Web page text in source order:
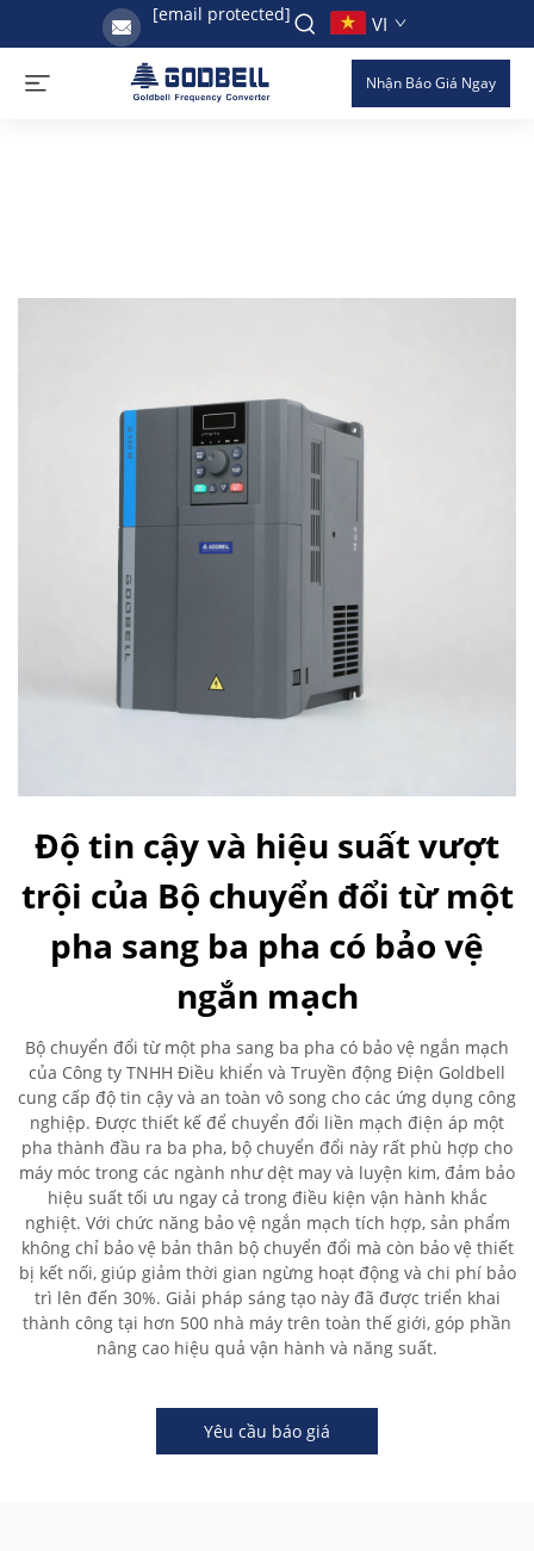
[email protected] VI
Nhận Báo Giá Ngay
Độ tin cậy và hiệu suất vượt
trội của Bộ chuyển đổi từ một
pha sang ba pha có bảo vệ
ngắn mạch
Bộ chuyển đổi từ một pha sang ba pha có bảo vệ ngắn mạch
của Công ty TNHH Điều khiển và Truyền động Điện Goldbell
cung cấp độ tin cậy và an toàn vô song cho các ứng dụng công
nghiệp. Được thiết kế để chuyển đổi liền mạch điện áp một
pha thành đầu ra ba pha, bộ chuyển đổi này rất phù hợp cho
máy móc trong các ngành như dệt may và luyện kim, đảm bảo
hiệu suất tối ưu ngay cả trong điều kiện vận hành khắc
nghiệt. Với chức năng bảo vệ ngắn mạch tích hợp, sản phẩm
không chỉ bảo vệ bản thân bộ chuyển đổi mà còn bảo vệ thiết
bị kết nối, giúp giảm thời gian ngừng hoạt động và chi phí bảo
trì lên đến 30%. Giải pháp sáng tạo này đã được triển khai
thành công tại hơn 500 nhà máy trên toàn thế giới, góp phần
nâng cao hiệu quả vận hành và năng suất.
Yêu cầu báo giá